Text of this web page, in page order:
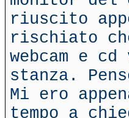
riuscito
rischiato
webcam e
stanza.
Mi ero
tempo a